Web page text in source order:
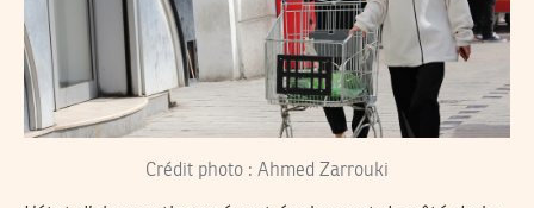
Crédit photo : Ahmed Zarrouki